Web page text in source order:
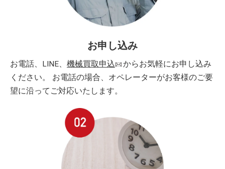
お申し込み
お電話、LINE、 機械買取申込
からお気軽にお申し込み
ください。 お電話の場合、オペレーターがお客様のご要
望に沿ってご対応いたします。